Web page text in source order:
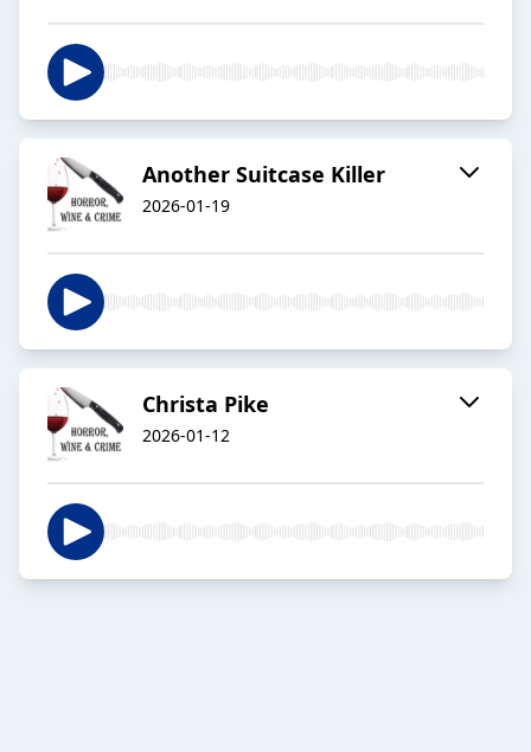
Another Suitcase Killer
2026-01-19
Christa Pike
2026-01-12